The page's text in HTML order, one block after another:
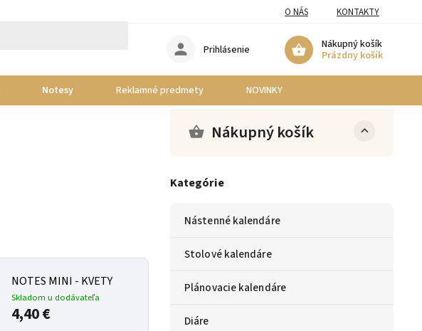
O NÁS KONTAKTY
Nákupný košík
Prázdny košík
Prihlásenie
Notesy Reklamné predmety NOVINKY
Nákupný košík
Kategórie
Nástenné kalendáre
Stolové kalendáre
Plánovacie kalendáre
Diáre
NOTES MINI - KVETY
Skladom u dodávateľa
4,40 €